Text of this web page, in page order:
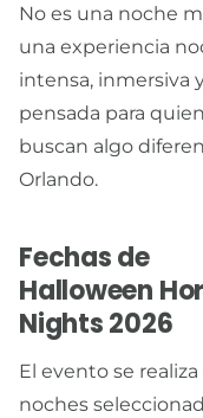
No es una noche
una experiencia
intensa, inmersiva
pensada para
buscan algo
Orlando.
Fechas de
Halloween
Nights 2026
El evento se realiza
noches